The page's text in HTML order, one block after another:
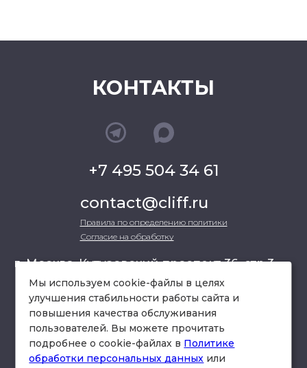
КОНТАКТЫ
+7 495 504 34 61
contact@cliff.ru
Правила по определению политики
Согласие на обработку
г. Москва, Кутузовский проспект 36, стр.3 ,
офис 301
схема проезда
Мы используем cookie-файлы в целях
улучшения стабильности работы сайта и
повышения качества обслуживания
пользователей. Вы можете прочитать
подробнее о cookie-файлах в Политике
обработки персональных данных или